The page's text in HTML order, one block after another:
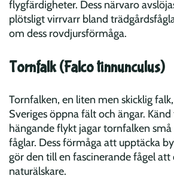
flygfärdigheter. Dess närvaro
plötsligt virrvarr bland
om dess rovdjursförmåga.
Tornfalk (Falco tinnunculus)
Tornfalken, en liten men skicklig
Sveriges öppna fält och ängar.
hängande flykt jagar tornfalken
fåglar. Dess förmåga att upptäcka
gör den till en fascinerande fågel att
naturälskare.